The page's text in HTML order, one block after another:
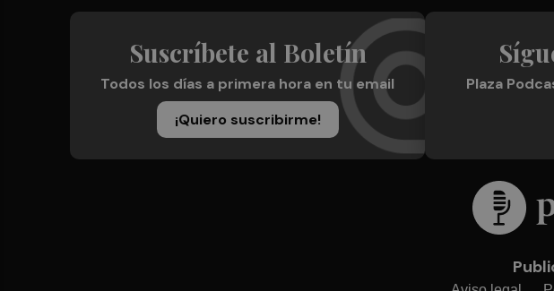
Suscríbete al Boletín
Todos los días a primera hora en tu email
¡Quiero suscribirme!
Plaza